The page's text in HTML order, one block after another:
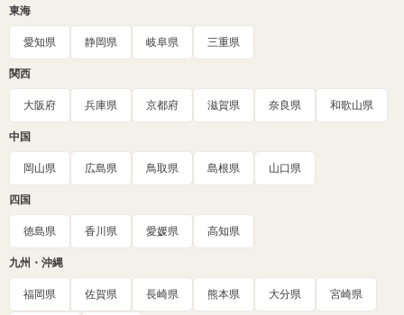
東海
愛知県 静岡県 岐阜県 三重県
関西
大阪府 兵庫県 京都府 滋賀県 奈良県 和歌山県
中国
岡山県 広島県 鳥取県 島根県 山口県
四国
徳島県 香川県 愛媛県 高知県
九州・沖縄
福岡県 佐賀県 長崎県 熊本県 大分県 宮崎県